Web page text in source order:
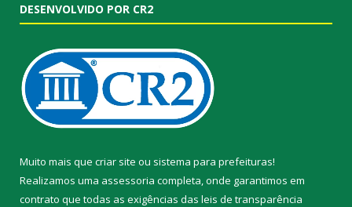
DESENVOLVIDO POR CR2
Muito mais que criar site ou sistema para prefeituras!
Realizamos uma assessoria completa, onde garantimos em
contrato que todas as exigências das leis de transparência